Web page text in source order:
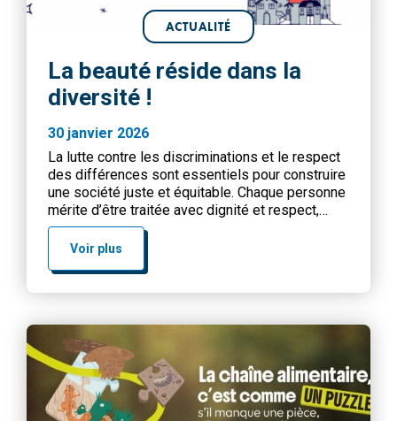
ACTUALITÉ
La beauté réside dans la
diversité !
30 janvier 2026
La lutte contre les discriminations et le respect
des différences sont essentiels pour construire
une société juste et équitable. Chaque personne
mérite d’être traitée avec dignité et respect,
indépendamment de son origine, de sa couleur
de peau, de sa religion, de son genre ou de son
orientation sexuelle et doit pouvoir s’épanouir
Voir plus